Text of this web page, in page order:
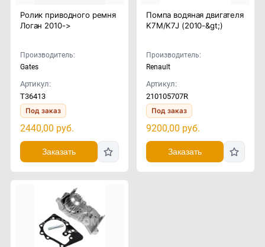
Ролик приводного ремня
Логан 2010->
Производитель:
Gates
Артикул:
T36413
Под заказ
2440,00 руб.
Заказать
Помпа водяная двигателя
K7M/K7J (2010-&gt;)
Производитель:
Renault
Артикул:
210105707R
Под заказ
9200,00 руб.
Заказать